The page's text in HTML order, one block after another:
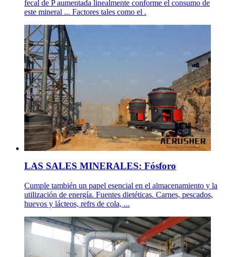
fecal de P aumentada linealmente conforme el consumo de
este mineral ... Factores tales como el .
LAS SALES MINERALES: Fósforo
Cumple también un papel esencial en el almacenamiento y la
utilización de energía. Fuentes dietéticas. Carnes, pescados,
huevos y lácteos, refrs de cola, ...